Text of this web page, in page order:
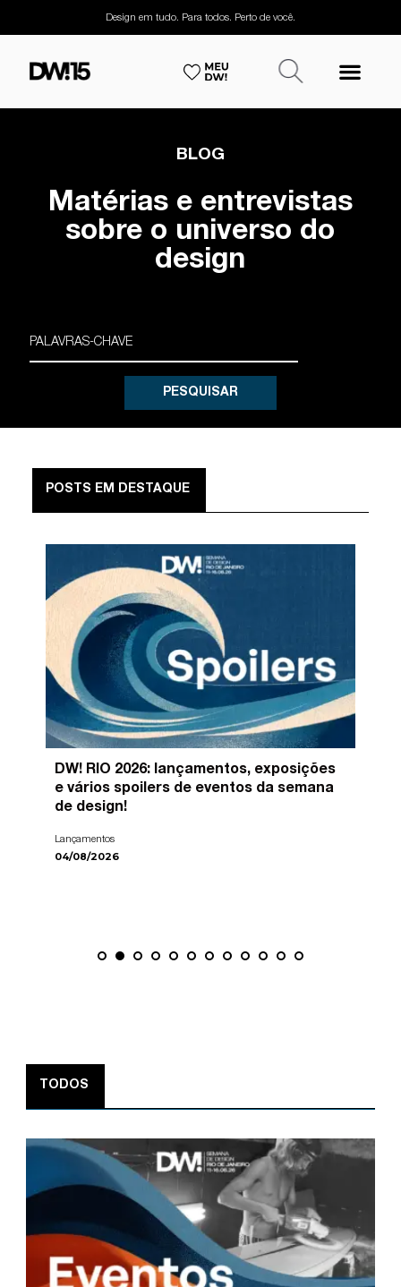
Design em tudo. Para todos. Perto de você.
BLOG
Matérias e entrevistas
sobre o universo do
design
PESQUISAR
POSTS EM DESTAQUE
DW! RIO 2026: lançamentos, exposições
e vários spoilers de eventos da semana
de design!
Lançamentos
04/08/2026
TODOS